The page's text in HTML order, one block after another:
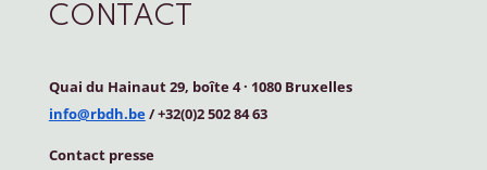
CONTACT
Quai du Hainaut 29, boîte 4· 1080 Bruxelles
info@rbdh.be/ +32(0)2 502 84 63
Contact presse